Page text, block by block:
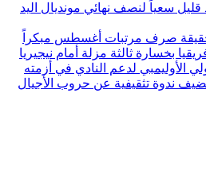
سعياً لنصف نهائي مونديال اليد
صرف مرتبات أغسطس مبكراً
بخسارة ثالثة مزلة أمام نيجيريا
الأوليمبي لدعم النادي في أزمته
ندوة تثقيفية عن حروب الأجيال